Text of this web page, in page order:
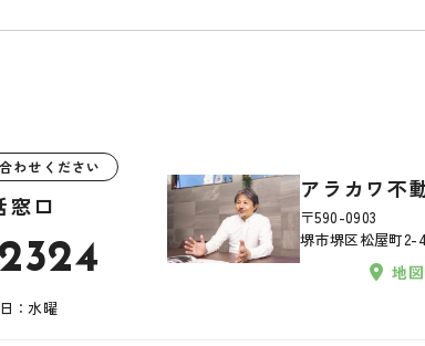
わせください
口
：水曜
アラカワ不
〒590-0903
堺市堺区松屋町2-
地